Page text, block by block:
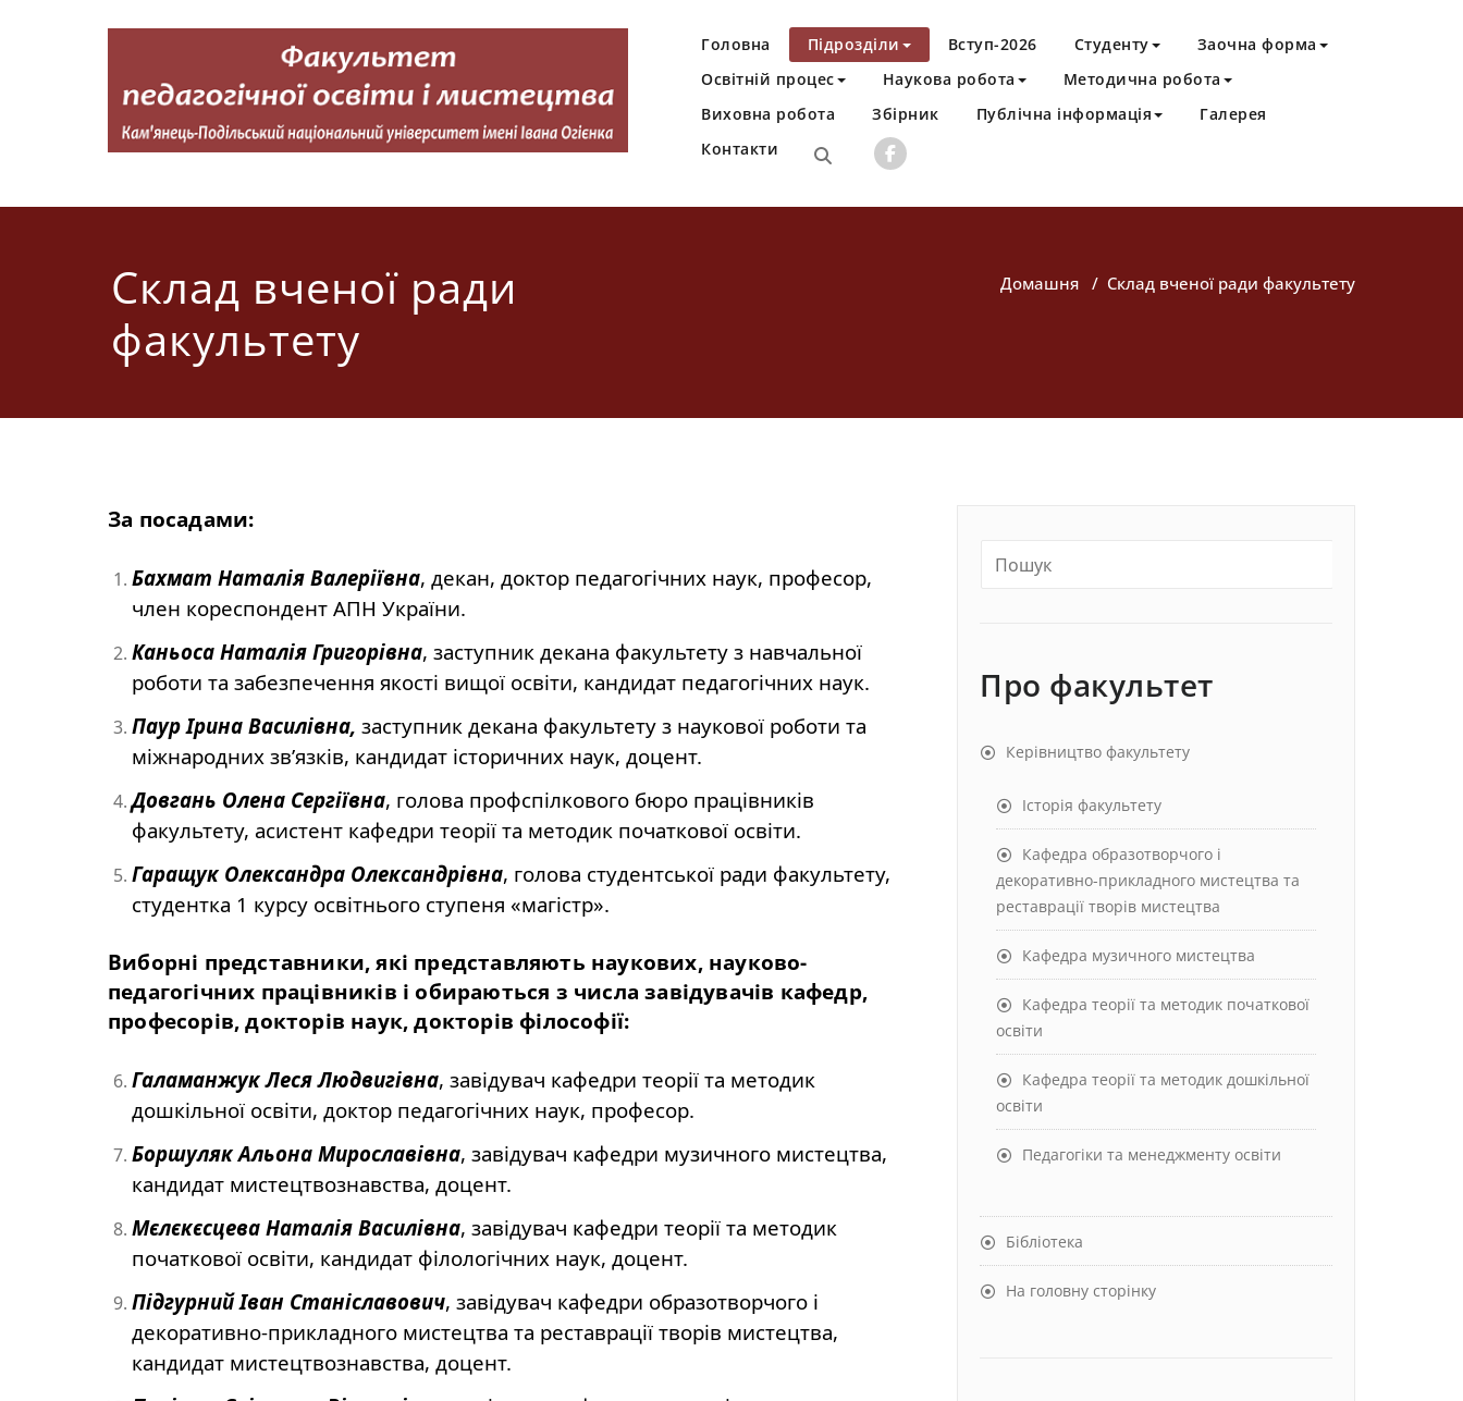
Головна Підрозділи Вступ-2026 Студенту
Заочна форма
Освітній процес
Наукова робота
Методична робота
Виховна робота
Збірник Публічна інформація
Галерея
Контакти
Склад вченої ради
факультету
Домашня / Склад вченої ради факультету
За посадами:
Бахмат Наталія Валеріївна, декан, доктор педагогічних наук, професор,
член кореспондент АПН України.
Каньоса Наталія Григорівна, заступник декана факультету з навчальної
роботи та забезпечення якості вищої освіти, кандидат педагогічних наук.
Паур Ірина Василівна, заступник декана факультету з наукової роботи та
міжнародних зв’язків, кандидат історичних наук, доцент.
Довгань Олена Сергіївна, голова профспілкового бюро працівників
факультету, асистент кафедри теорії та методик початкової освіти.
Гаращук Олександра Олександрівна, голова студентської ради факультету,
студентка 1 курсу освітнього ступеня «магістр».
Виборні представники, які представляють наукових, науково-
педагогічних працівників і обираються з числа завідувачів кафедр,
професорів, докторів наук, докторів філософії:
Галаманжук Леся Людвигівна, завідувач кафедри теорії та методик
дошкільної освіти, доктор педагогічних наук, професор.
Боршуляк Альона Мирославівна, завідувач кафедри музичного мистецтва,
кандидат мистецтвознавства, доцент.
Мєлєкєсцева Наталія Василівна, завідувач кафедри теорії та методик
початкової освіти, кандидат філологічних наук, доцент.
Підгурний Іван Станіславович, завідувач кафедри образотворчого і
декоративно-прикладного мистецтва та реставрації творів мистецтва,
кандидат мистецтвознавства, доцент.
Про факультет
Керівництво факультету
Історія факультету
Кафедра образотворчого і
декоративно-прикладного мистецтва та
реставрації творів мистецтва
Кафедра музичного мистецтва
Кафедра теорії та методик початкової
освіти
Кафедра теорії та методик дошкільної
освіти
Педагогіки та менеджменту освіти
Бібліотека
На головну сторінку